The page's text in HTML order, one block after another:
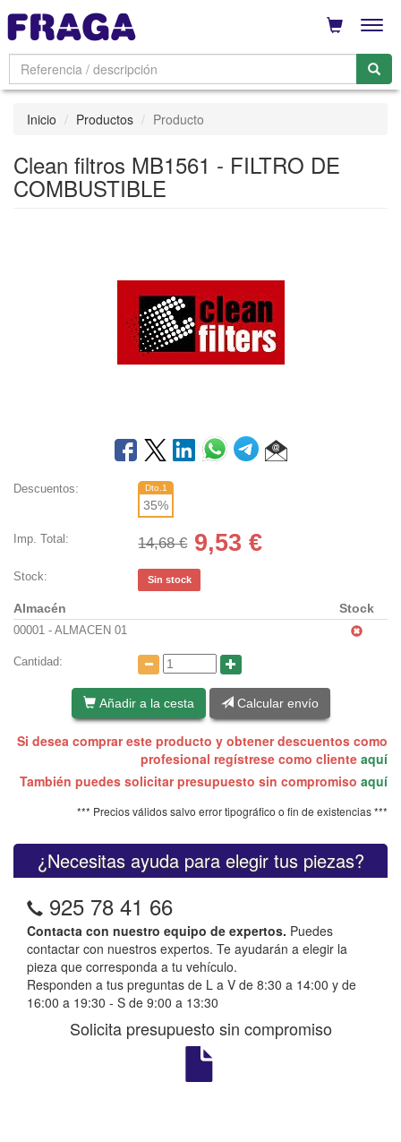
Inicio Productos Producto
Clean filtros MB1561 - FILTRO DE
COMBUSTIBLE
Descuentos: Dto.1
35%
Imp. Total: 14,68 € 9,53 €
Stock: Sin stock
Almacén Stock
00001 - ALMACEN 01
Cantidad:
Añadir a la cesta Calcular envío
Si desea comprar este producto y obtener descuentos como
profesional regístrese como cliente aquí
También puedes solicitar presupuesto sin compromiso aquí
*** Precios válidos salvo error tipográfico o fin de existencias ***
¿Necesitas ayuda para elegir tus piezas?
925 78 41 66
Contacta con nuestro equipo de expertos. Puedes
contactar con nuestros expertos. Te ayudarán a elegir la
pieza que corresponda a tu vehículo.
Responden a tus preguntas de L a V de 8:30 a 14:00 y de
16:00 a 19:30 - S de 9:00 a 13:30
Solicita presupuesto sin compromiso